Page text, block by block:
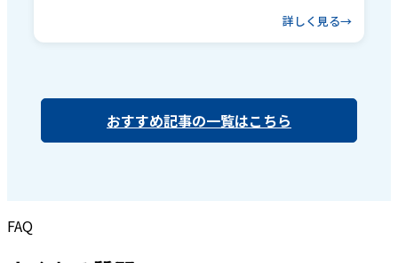
詳しく見る
おすすめ記事の一覧はこちら
FAQ